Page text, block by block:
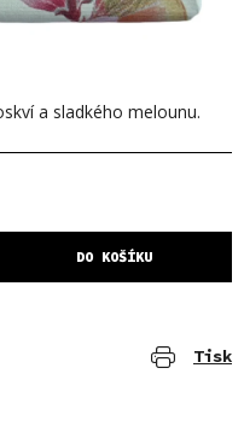
a sladkého melounu.
DO KOŠÍKU
Tisk